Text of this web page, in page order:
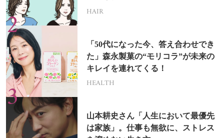
HAIR
「50代になった今、答え合わせでき
た」森永製菓の“モリコラ”が未来の
キレイを連れてくる！
HEALTH
山本耕史さん「人生において最優先
は家族」。仕事も無欲に、ストレス